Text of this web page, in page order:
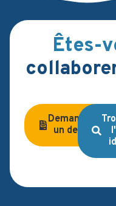
Êtes-
Demandez
un devis